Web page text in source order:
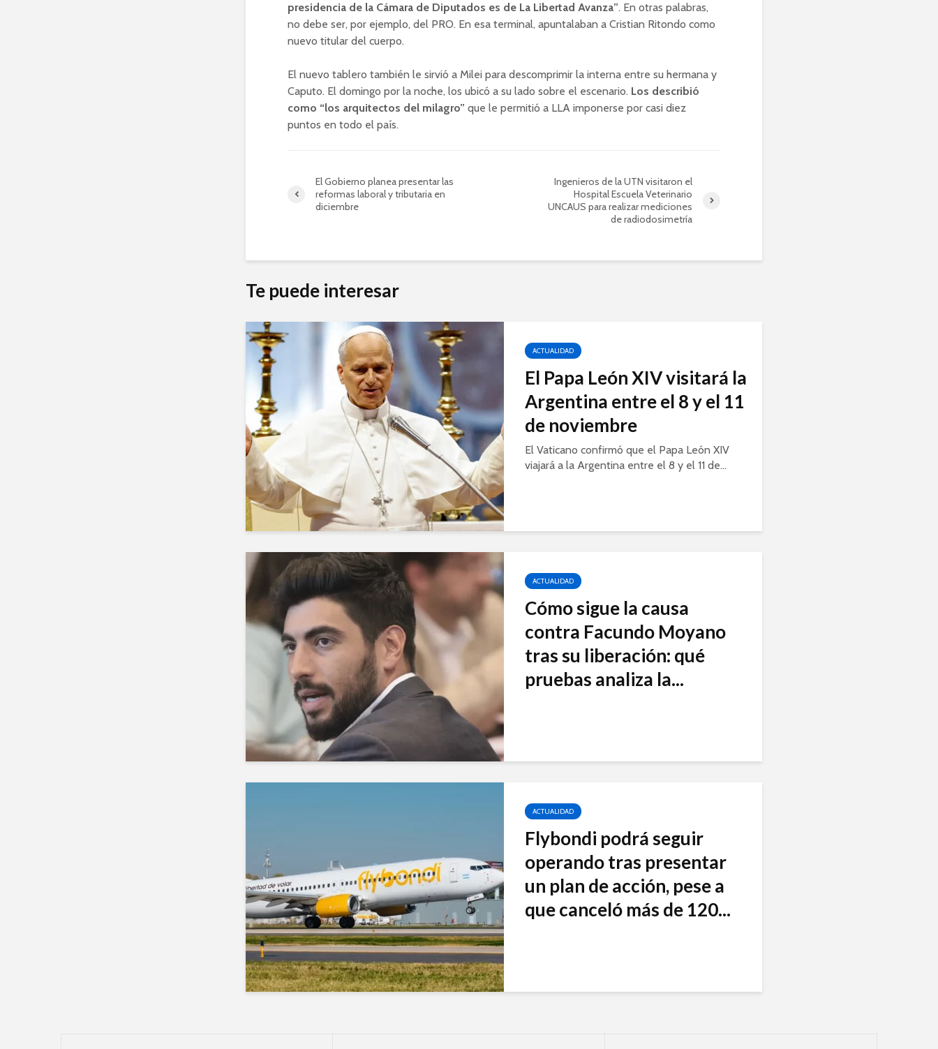
presidencia de la Cámara de Diputados es de La Libertad Avanza”. En otras palabras,
no debe ser, por ejemplo, del PRO. En esa terminal, apuntalaban a Cristian Ritondo como
nuevo titular del cuerpo.
El nuevo tablero también le sirvió a Milei para descomprimir la interna entre su hermana y
Caputo. El domingo por la noche, los ubicó a su lado sobre el escenario. Los describió
como “los arquitectos del milagro” que le permitió a LLA imponerse por casi diez
puntos en todo el país.
El Gobierno planea presentar las
reformas laboral y tributaria en
diciembre
Ingenieros de la UTN visitaron el
Hospital Escuela Veterinario
UNCAUS para realizar mediciones
de radiodosimetría
Te puede interesar
ACTUALIDAD
El Papa León XIV visitará la
Argentina entre el 8 y el 11
de noviembre
El Vaticano confirmó que el Papa León XIV
viajará a la Argentina entre el 8 y el 11 de...
ACTUALIDAD
Cómo sigue la causa
contra Facundo Moyano
tras su liberación: qué
pruebas analiza la...
ACTUALIDAD
Flybondi podrá seguir
operando tras presentar
un plan de acción, pese a
que canceló más de 120...